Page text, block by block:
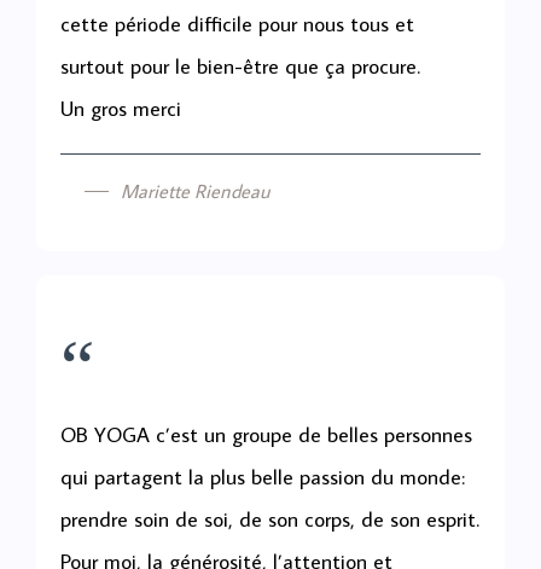
cette période difficile pour nous tous et
surtout pour le bien-être que ça procure.
Un gros merci
Mariette Riendeau
“
OB YOGA c’est un groupe de belles personnes
qui partagent la plus belle passion du monde:
prendre soin de soi, de son corps, de son esprit.
Pour moi, la générosité, l’attention et